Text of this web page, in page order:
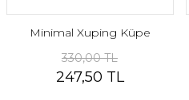
Minimal Xuping Küpe
330,00 TL
247,50 TL